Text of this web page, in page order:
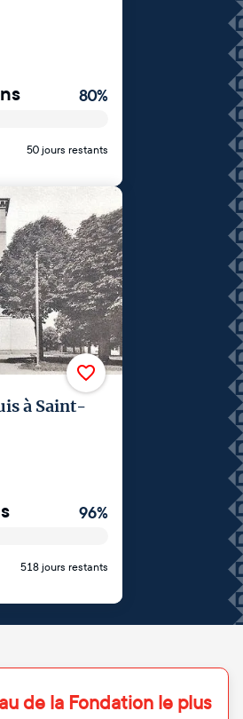
80%
50 jours restants
à Saint-
96%
518 jours restants
de la Fondation le plus